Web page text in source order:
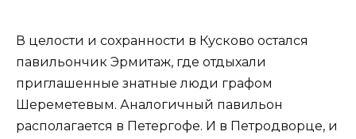
В целости и сохранности в Кусково остался
павильончик Эрмитаж, где отдыхали
приглашенные знатные люди графом
Шереметевым. Аналогичный павильон
располагается в Петергофе. И в Петродворце, и